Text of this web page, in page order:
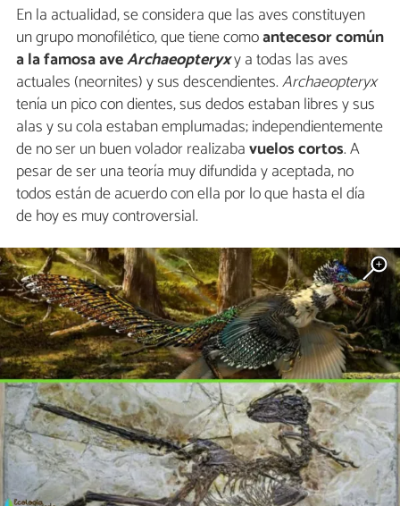
En la actualidad, se considera que las aves constituyen
un grupo monofilético, que tiene comoantecesor común
a la famosa aveArchaeopteryxy a todas las aves
actuales (neornites) y sus descendientes.Archaeopteryx
tenía un pico con dientes, sus dedos estaban libres y sus
alas y su cola estaban emplumadas; independientemente
de no ser un buen volador realizabavuelos cortos. A
pesar de ser una teoría muy difundida y aceptada, no
todos están de acuerdo con ella por lo que hasta el día
de hoy es muy controversial.